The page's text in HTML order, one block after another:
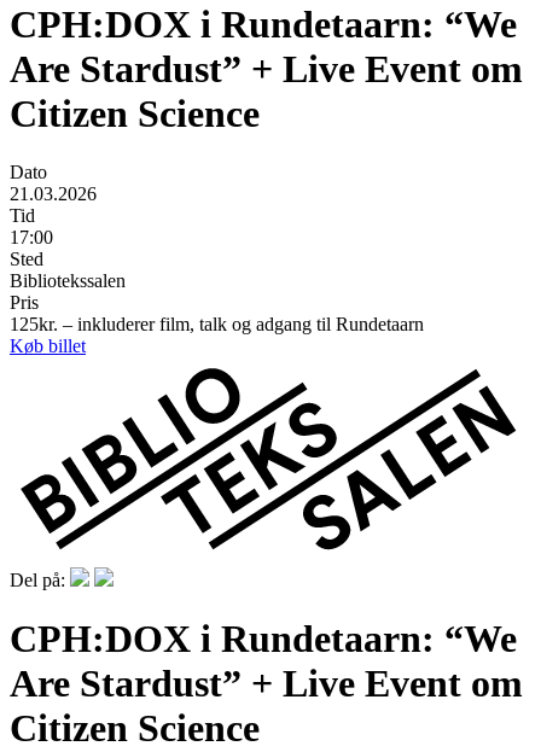
CPH:DOX i Rundetaarn: “We
Are Stardust” + Live Event om
Citizen Science
Dato
21.03.2026
Tid
17:00
Sted
Bibliotekssalen
Pris
125kr. – inkluderer film, talk og adgang til Rundetaarn
Køb billet
Del på:
CPH:DOX i Rundetaarn: “We
Are Stardust” + Live Event om
Citizen Science